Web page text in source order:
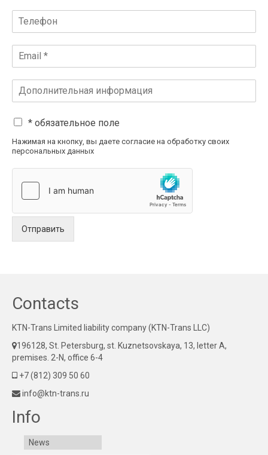
* обязательное поле
Нажимая на кнопку, вы даете согласие на обработку своих
персональных данных
Отправить
Contacts
KTN-Trans Limited liability company (KTN-Trans LLC)
196128, St. Petersburg, st. Kuznetsovskaya, 13, letter A,
premises. 2-N, office 6-4
+7 (812) 309 50 60
info@ktn-trans.ru
Info
News